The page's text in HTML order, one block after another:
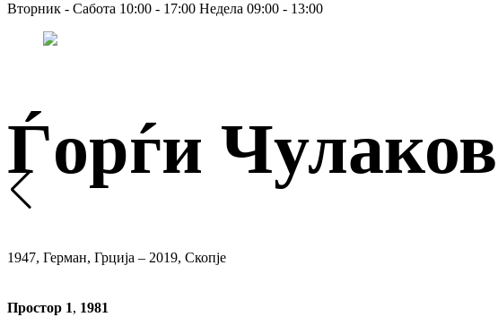
Вторник - Сабота 10:00 - 17:00 Недела 09:00 - 13:00
Ѓорѓи
1947, Герман, Грција – 2019, Скопје
Простор 1, 1981